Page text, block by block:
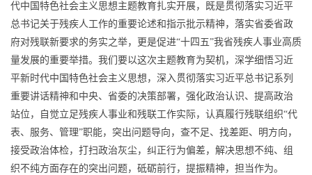
代中国特色社会主义思想主题教育扎实开展，既是贯彻落实习近平
总书记关于残疾人工作的重要论述和指示批示精神，落实省委省政
府对残联新要求的务实之举，更是促进“十四五”我省残疾人事业高质
量发展的重要举措。我们要以这次主题教育为契机，深学细悟习近
平新时代中国特色社会主义思想，深入贯彻落实习近平总书记系列
重要讲话精神和中央、省委的决策部署，强化政治认识、提高政治
站位，自觉立足残疾人事业和残联工作实际，认真履行残联组织“代
表、服务、管理”职能，突出问题导向，查不足、找差距、明方向，
接受政治体检，打扫政治灰尘，纠正行为偏差，解决思想不纯、组
织不纯方面存在的突出问题，砥砺前行，提振精神，担当作为。